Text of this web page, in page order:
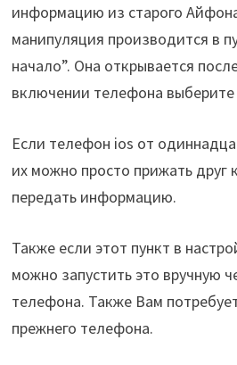
информацию из старого
манипуляция производится в
начало”. Она открывается
включении телефона выберите
Если телефон ios от
их можно просто прижать друг
передать информацию.
Также если этот пункт в
можно запустить это вручную
телефона. Также Вам
прежнего телефона.